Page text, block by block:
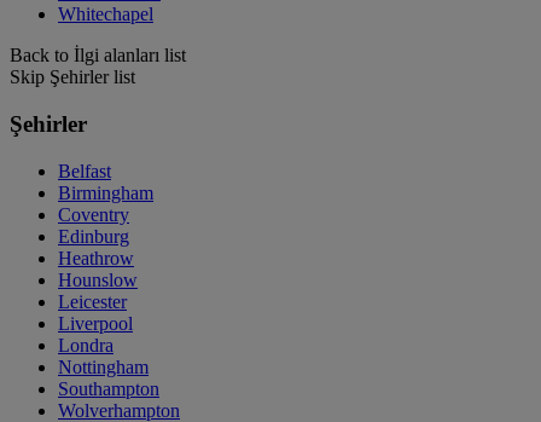
Whitechapel
Back to İlgi alanları list
Skip Şehirler list
Şehirler
Belfast
Birmingham
Coventry
Edinburg
Heathrow
Hounslow
Leicester
Liverpool
Londra
Nottingham
Southampton
Wolverhampton